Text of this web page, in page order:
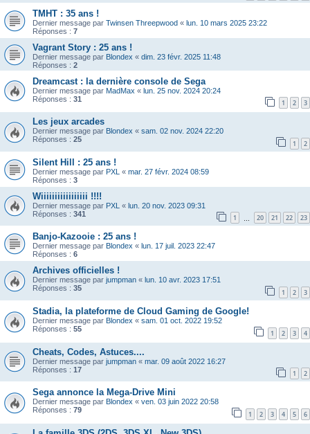
TMHT : 35 ans !
Dernier message par Twinsen Threepwood « lun. 10 mars 2025 23:22
Réponses : 7
Vagrant Story : 25 ans !
Dernier message par Blondex « dim. 23 févr. 2025 11:48
Réponses : 2
Dreamcast : la dernière console de Sega
Dernier message par MadMax « lun. 25 nov. 2024 20:24
Réponses : 31 1 2 3
Les jeux arcades
Dernier message par Blondex « sam. 02 nov. 2024 22:20
Réponses : 25 1 2
Silent Hill : 25 ans !
Dernier message par PXL « mar. 27 févr. 2024 08:59
Réponses : 3
Wiiiiiiiiiiiiiiiii !!!!
Dernier message par PXL « lun. 20 nov. 2023 09:31
Réponses : 341 1 20 21 22 23
Banjo-Kazooie : 25 ans !
Dernier message par Blondex « lun. 17 juil. 2023 22:47
Réponses : 6
Archives officielles !
Dernier message par jumpman « lun. 10 avr. 2023 17:51
Réponses : 35 1 2 3
Stadia, la plateforme de Cloud Gaming de Google!
Dernier message par Blondex « sam. 01 oct. 2022 19:52
Réponses : 55 1 2 3 4
Cheats, Codes, Astuces....
Dernier message par jumpman « mar. 09 août 2022 16:27
Réponses : 17 1 2
Sega annonce la Mega-Drive Mini
Dernier message par Blondex « ven. 03 juin 2022 20:58
Réponses : 79 1 2 3 4 5 6